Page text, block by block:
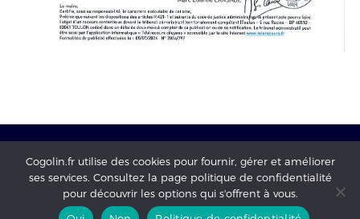
Mairie de Cogolin - copyright 2017 - tous droits réservés -
mentions légales-Politique de confidentialité
Cogolin.fr utilise des cookies pour fournir, gérer et améliorer
ses services. Consultez la page politique de confidentialité
pour découvrir les options qui s'offrent à vous.